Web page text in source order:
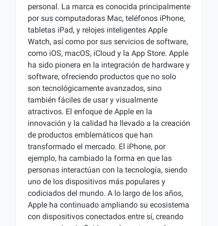
personal. La marca es conocida principalmente
por sus computadoras Mac, teléfonos iPhone,
tabletas iPad, y relojes inteligentes Apple
Watch, así como por sus servicios de software,
como iOS, macOS, iCloud y la App Store. Apple
ha sido pionera en la integración de hardware y
software, ofreciendo productos que no solo
son tecnológicamente avanzados, sino
también fáciles de usar y visualmente
atractivos. El enfoque de Apple en la
innovación y la calidad ha llevado a la creación
de productos emblemáticos que han
transformado el mercado. El iPhone, por
ejemplo, ha cambiado la forma en que las
personas interactúan con la tecnología, siendo
uno de los dispositivos más populares y
codiciados del mundo. A lo largo de los años,
Apple ha continuado ampliando su ecosistema
con dispositivos conectados entre sí, creando